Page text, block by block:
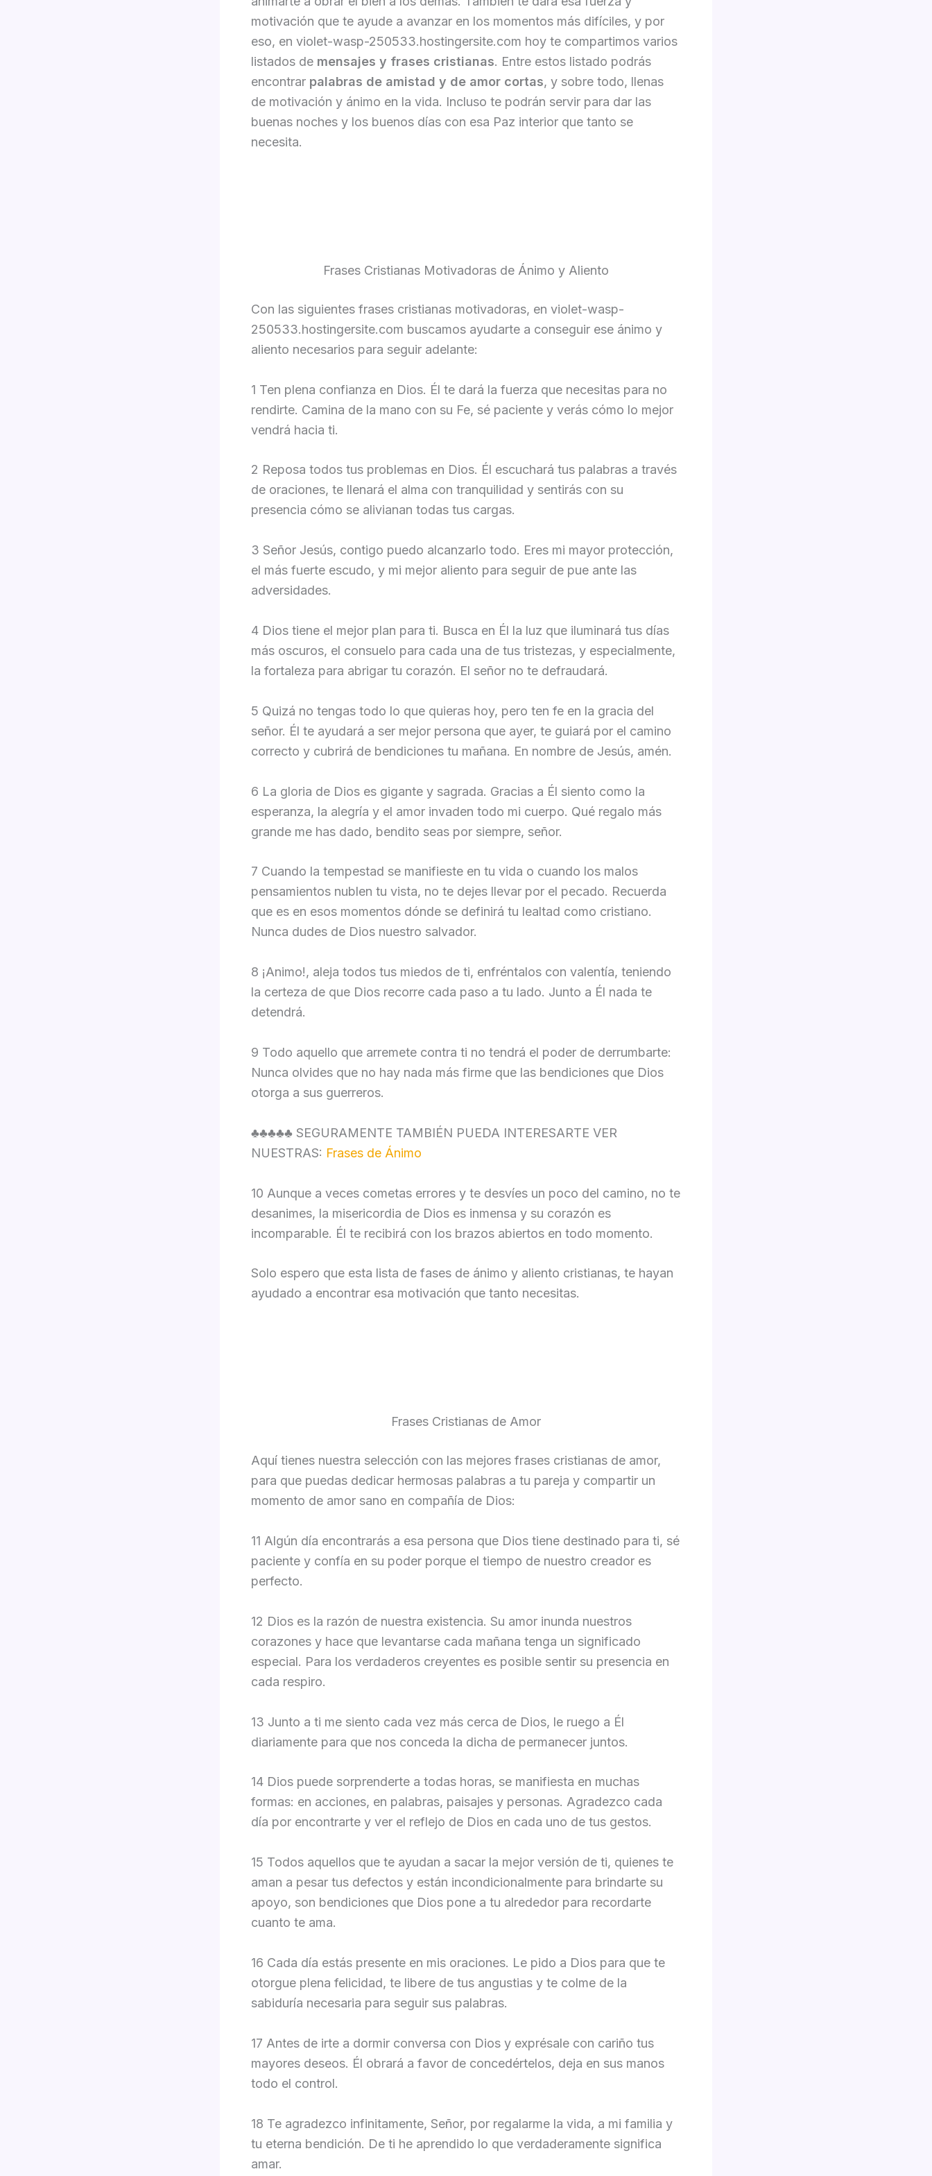
motivación que te ayude a avanzar en los momentos más difíciles, y por
eso, en violet-wasp-250533.hostingersite.com hoy te compartimos varios
listados de mensajes y frases cristianas. Entre estos listado podrás
encontrar palabras de amistad y de amor cortas, y sobre todo, llenas
de motivación y ánimo en la vida. Incluso te podrán servir para dar las
buenas noches y los buenos días con esa Paz interior que tanto se
necesita.
Frases Cristianas Motivadoras de Ánimo y Aliento
Con las siguientes frases cristianas motivadoras, en violet-wasp-
250533.hostingersite.com buscamos ayudarte a conseguir ese ánimo y
aliento necesarios para seguir adelante:
1 Ten plena confianza en Dios. Él te dará la fuerza que necesitas para no
rendirte. Camina de la mano con su Fe, sé paciente y verás cómo lo mejor
vendrá hacia ti.
2 Reposa todos tus problemas en Dios. Él escuchará tus palabras a través
de oraciones, te llenará el alma con tranquilidad y sentirás con su
presencia cómo se alivianan todas tus cargas.
3 Señor Jesús, contigo puedo alcanzarlo todo. Eres mi mayor protección,
el más fuerte escudo, y mi mejor aliento para seguir de pue ante las
adversidades.
4 Dios tiene el mejor plan para ti. Busca en Él la luz que iluminará tus días
más oscuros, el consuelo para cada una de tus tristezas, y especialmente,
la fortaleza para abrigar tu corazón. El señor no te defraudará.
5 Quizá no tengas todo lo que quieras hoy, pero ten fe en la gracia del
señor. Él te ayudará a ser mejor persona que ayer, te guiará por el camino
correcto y cubrirá de bendiciones tu mañana. En nombre de Jesús, amén.
6 La gloria de Dios es gigante y sagrada. Gracias a Él siento como la
esperanza, la alegría y el amor invaden todo mi cuerpo. Qué regalo más
grande me has dado, bendito seas por siempre, señor.
7 Cuando la tempestad se manifieste en tu vida o cuando los malos
pensamientos nublen tu vista, no te dejes llevar por el pecado. Recuerda
que es en esos momentos dónde se definirá tu lealtad como cristiano.
Nunca dudes de Dios nuestro salvador.
8 ¡Animo!, aleja todos tus miedos de ti, enfréntalos con valentía, teniendo
la certeza de que Dios recorre cada paso a tu lado. Junto a Él nada te
detendrá.
9 Todo aquello que arremete contra ti no tendrá el poder de derrumbarte:
Nunca olvides que no hay nada más firme que las bendiciones que Dios
otorga a sus guerreros.
♣♣♣♣♣ SEGURAMENTE TAMBIÉN PUEDA INTERESARTE VER
NUESTRAS: Frases de Ánimo
10 Aunque a veces cometas errores y te desvíes un poco del camino, no te
desanimes, la misericordia de Dios es inmensa y su corazón es
incomparable. Él te recibirá con los brazos abiertos en todo momento.
Solo espero que esta lista de fases de ánimo y aliento cristianas, te hayan
ayudado a encontrar esa motivación que tanto necesitas.
Frases Cristianas de Amor
Aquí tienes nuestra selección con las mejores frases cristianas de amor,
para que puedas dedicar hermosas palabras a tu pareja y compartir un
momento de amor sano en compañía de Dios:
11 Algún día encontrarás a esa persona que Dios tiene destinado para ti, sé
paciente y confía en su poder porque el tiempo de nuestro creador es
perfecto.
12 Dios es la razón de nuestra existencia. Su amor inunda nuestros
corazones y hace que levantarse cada mañana tenga un significado
especial. Para los verdaderos creyentes es posible sentir su presencia en
cada respiro.
13 Junto a ti me siento cada vez más cerca de Dios, le ruego a Él
diariamente para que nos conceda la dicha de permanecer juntos.
14 Dios puede sorprenderte a todas horas, se manifiesta en muchas
formas: en acciones, en palabras, paisajes y personas. Agradezco cada
día por encontrarte y ver el reflejo de Dios en cada uno de tus gestos.
15 Todos aquellos que te ayudan a sacar la mejor versión de ti, quienes te
aman a pesar tus defectos y están incondicionalmente para brindarte su
apoyo, son bendiciones que Dios pone a tu alrededor para recordarte
cuanto te ama.
16 Cada día estás presente en mis oraciones. Le pido a Dios para que te
otorgue plena felicidad, te libere de tus angustias y te colme de la
sabiduría necesaria para seguir sus palabras.
17 Antes de irte a dormir conversa con Dios y exprésale con cariño tus
mayores deseos. Él obrará a favor de concedértelos, deja en sus manos
todo el control.
18 Te agradezco infinitamente, Señor, por regalarme la vida, a mi familia y
tu eterna bendición. De ti he aprendido lo que verdaderamente significa
amar.